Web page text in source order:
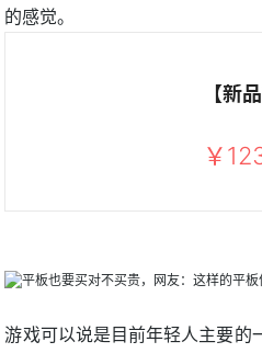
的感觉。
￥
游戏可以说是目前年轻人主要的